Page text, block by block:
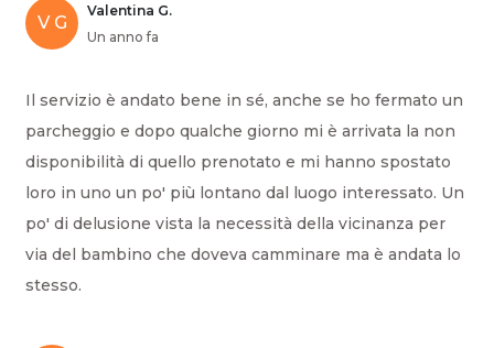
V G
Valentina G.
Un anno fa
Il servizio è andato bene in sé, anche se ho fermato un
parcheggio e dopo qualche giorno mi è arrivata la non
disponibilità di quello prenotato e mi hanno spostato
loro in uno un po' più lontano dal luogo interessato. Un
po' di delusione vista la necessità della vicinanza per
via del bambino che doveva camminare ma è andata lo
stesso.